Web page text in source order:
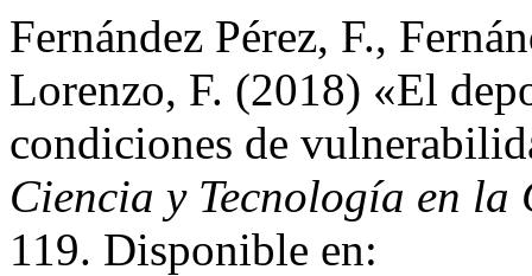
Fernández Pérez, F.,
Lorenzo, F. (2018) «El
condiciones de
Ciencia y Tecnología en
119. Disponible en: